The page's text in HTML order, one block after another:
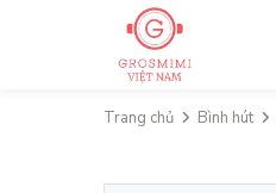
Trang chủ Bình hút